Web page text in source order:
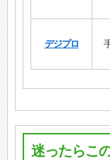
デジプロ
迷ったらこ